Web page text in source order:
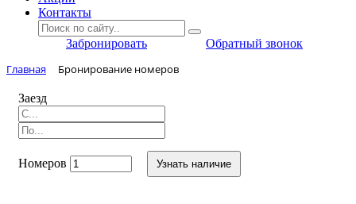
Контакты
Забронировать Обратный звонок
Главная Бронирование номеров
Заезд
Номеров Узнать наличие